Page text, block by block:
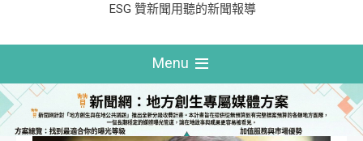
ESG 贊新聞用聽的新聞報導
Menu